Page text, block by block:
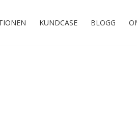
KUNDCASE BLOGG